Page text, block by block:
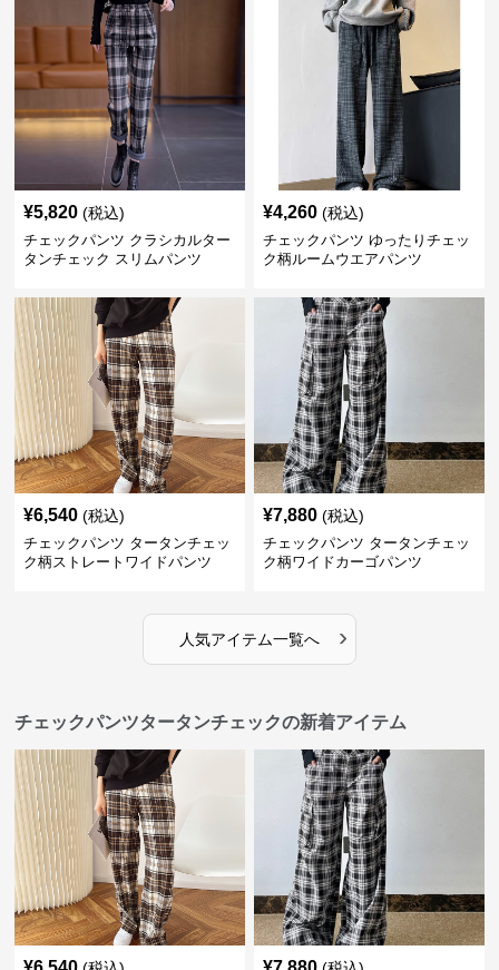
¥5,820 (税込)
チェックパンツ クラシカルター
タンチェック スリムパンツ
¥4,260 (税込)
チェックパンツ ゆったりチェッ
ク柄ルームウエアパンツ
¥6,540 (税込)
チェックパンツ タータンチェッ
ク柄ストレートワイドパンツ
¥7,880 (税込)
チェックパンツ タータンチェッ
ク柄ワイドカーゴパンツ
人気アイテム一覧へ ›
チェックパンツタータンチェックの新着アイテム